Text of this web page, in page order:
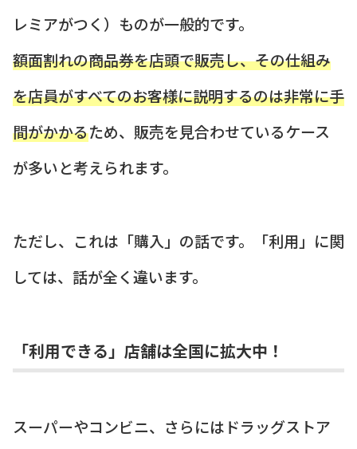
レミアがつく）ものが一般的です。
額面割れの商品券を店頭で販売し、その仕組み
を店員がすべてのお客様に説明するのは非常に手
間がかかるため、販売を見合わせているケース
が多いと考えられます。
ただし、これは「購入」の話です。「利用」に関
しては、話が全く違います。
「利用できる」店舗は全国に拡大中！
スーパーやコンビニ、さらにはドラッグストア